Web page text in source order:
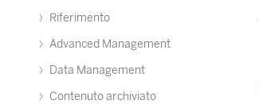
Riferimento
Advanced Management
Data Management
Contenuto archiviato